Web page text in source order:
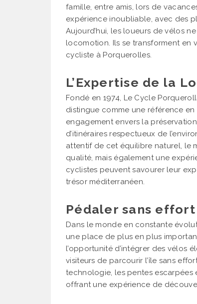
famille, entre amis, lors de
expérience inoubliable, avec des
Aujourd’hui, les loueurs de vélos
locomotion. Ils se transforment en
cycliste à Porquerolles.
L’Expertise de la
Fondé en 1974, Le Cycle
distingue comme une référence
engagement envers la
d’itinéraires respectueux de
attentif de cet équilibre naturel, le
qualité, mais également une
cyclistes peuvent savourer leur
trésor méditerranéen.
Pédaler sans
Dans le monde en constante
une place de plus en plus
l’opportunité d’intégrer des vélos
visiteurs de parcourir l’île sans
technologie, les pentes escarpées
offrant une expérience de